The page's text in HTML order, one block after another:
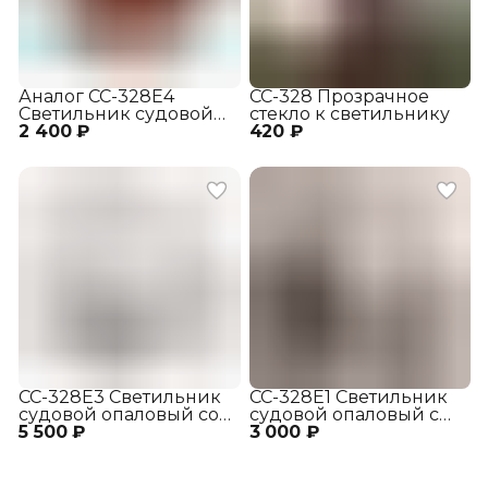
2 400 ₽
Аналог СС-328Е4
Светильник судовой
красный
420 ₽
СС-328 Прозрачное
стекло к светильнику
5 500 ₽
СС-328Е3 Светильник
судовой опаловый со
скошенным,
3 000 ₽
СС-328Е1 Светильник
судовой опаловый с
защитной сеткой